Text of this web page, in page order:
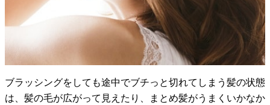
ブラッシングをしても途中でブチっと切れてしまう髪の状態
は、髪の毛が広がって見えたり、まとめ髪がうまくいかなか